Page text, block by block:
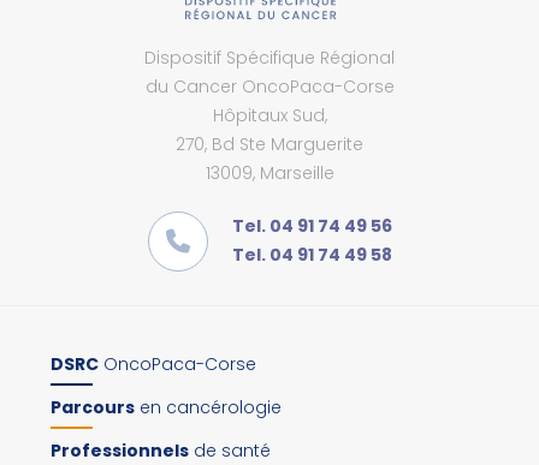
Dispositif Spécifique Régional
du Cancer OncoPaca-Corse
Hôpitaux Sud,
270, Bd Ste Marguerite
13009, Marseille
Tel. 04 91 74 49 56
Tel. 04 91 74 49 58
DSRC OncoPaca-Corse
Parcours en cancérologie
Professionnels de santé